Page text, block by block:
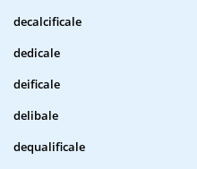
decalcificale
dedicale
deificale
delibale
dequalificale